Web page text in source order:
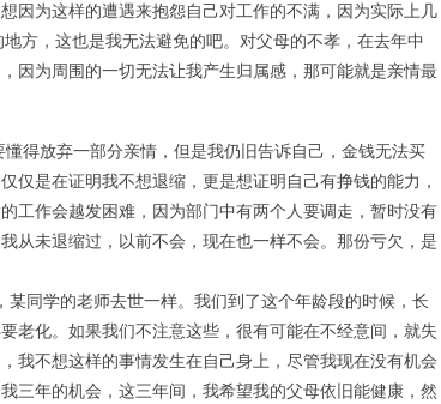
因为这样的遭遇来抱怨自己对工作的不满，因为实际上几
方，这也是我无法避免的吧。对父母的不孝，在去年中
因为周围的一切无法让我产生归属感，那可能就是亲情最
得放弃一部分亲情，但是我仍旧告诉自己，金钱无法买
仅是在证明我不想退缩，更是想证明自己有挣钱的能力，
工作会越发困难，因为部门中有两个人要调走，暂时没有
从未退缩过，以前不会，现在也一样不会。那份亏欠，是
同学的老师去世一样。我们到了这个年龄段的时候，长
老化。如果我们不注意这些，很有可能在不经意间，就失
我不想这样的事情发生在自己身上，尽管我现在没有机会
三年的机会，这三年间，我希望我的父母依旧能健康，然